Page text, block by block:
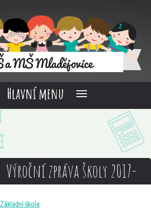
Hlavní menu
Výroční zpráva školy 2017-
Základní škola